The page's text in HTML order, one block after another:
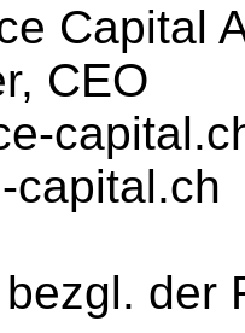
Capital
CEO
capital.ch
der